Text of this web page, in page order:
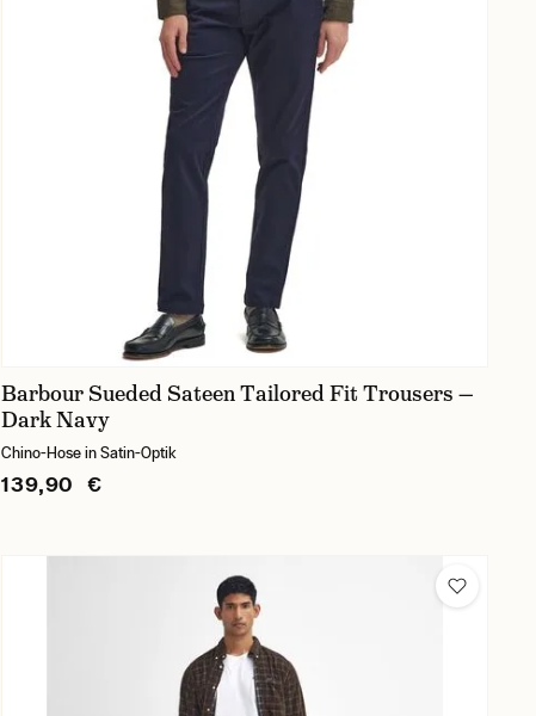
Barbour Sueded Sateen Tailored Fit Trousers —
Dark Navy
Chino-Hose in Satin-Optik
139,90 €